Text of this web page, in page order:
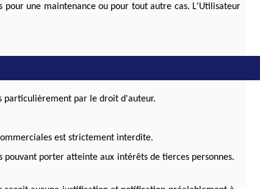
une maintenance ou pour tout autre cas. L'Utilisateur
particulièrement par le droit d'auteur.
est strictement interdite.
porter atteinte aux intérêts de tierces personnes.